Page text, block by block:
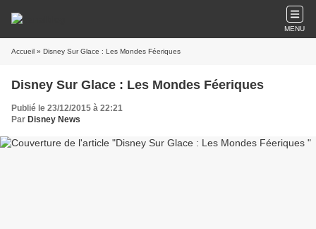
MENU
Accueil » Disney Sur Glace : Les Mondes Féeriques
Disney Sur Glace : Les Mondes Féeriques
Publié le 23/12/2015 à 22:21
Par Disney News